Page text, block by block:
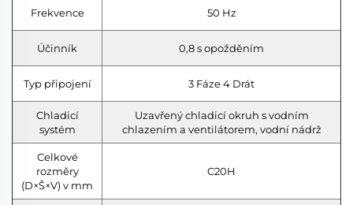
Frekvence 50 Hz
Účinník 0,8 s opožděním
Typ připojení 3 Fáze 4 Drát
Chladicí
systém
Uzavřený chladicí okruh s vodním
chlazením a ventilátorem, vodní nádrž
Celkové
rozměry
(D×Š×V) v mm
C20H